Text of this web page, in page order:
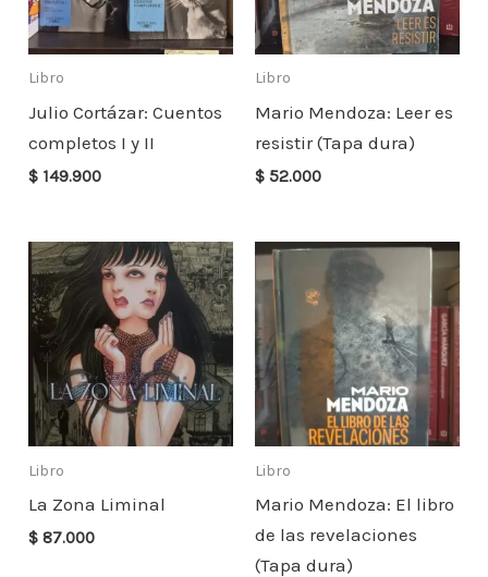
Libro
Julio Cortázar: Cuentos
completos I y II
$ 149.900
Libro
Mario Mendoza: Leer es
resistir (Tapa dura)
$ 52.000
Libro
La Zona Liminal
$ 87.000
Libro
Mario Mendoza: El libro
de las revelaciones
(Tapa dura)